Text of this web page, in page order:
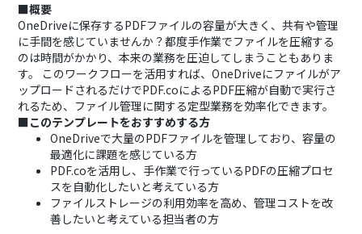
■概要
OneDriveに保存するPDFファイルの容量が大きく、共有や管理
に手間を感じていませんか？都度手作業でファイルを圧縮する
のは時間がかかり、本来の業務を圧迫してしまうこともありま
す。 このワークフローを活用すれば、OneDriveにファイルがア
ップロードされるだけでPDF.coによるPDF圧縮が自動で実行さ
れるため、ファイル管理に関する定型業務を効率化できます。
■このテンプレートをおすすめする方
OneDriveで大量のPDFファイルを管理しており、容量の
最適化に課題を感じている方
PDF.coを活用し、手作業で行っているPDFの圧縮プロセ
スを自動化したいと考えている方
ファイルストレージの利用効率を高め、管理コストを改
善したいと考えている担当者の方